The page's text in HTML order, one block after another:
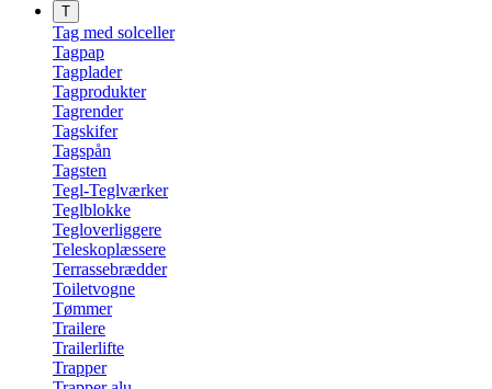
T
Tag med solceller
Tagpap
Tagplader
Tagprodukter
Tagrender
Tagskifer
Tagspån
Tagsten
Tegl-Teglværker
Teglblokke
Tegloverliggere
Teleskoplæssere
Terrassebrædder
Toiletvogne
Tømmer
Trailere
Trailerlifte
Trapper